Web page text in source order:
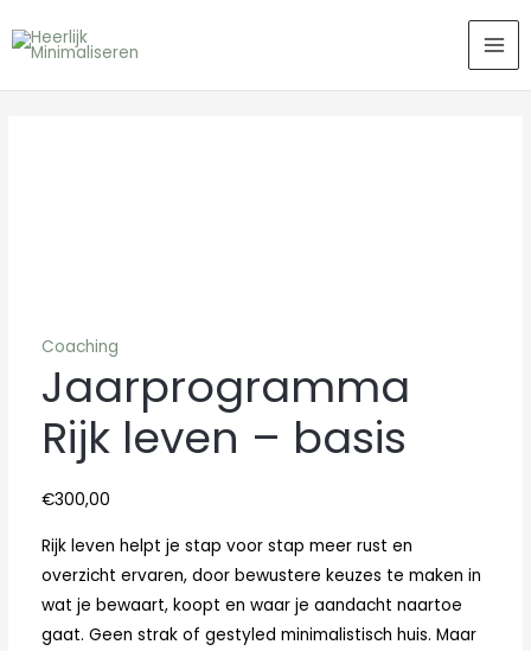
naar
Coaching
Jaarprogramma
Rijk leven – basis
€300,00
Rijk leven helpt je stap voor stap meer rust en
overzicht ervaren, door bewustere keuzes te maken in
wat je bewaart, koopt en waar je aandacht naartoe
gaat. Geen strak of gestyled minimalistisch huis. Maar